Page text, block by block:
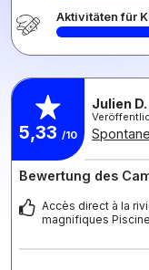
Aktivitäten für
5,33 /10
Julien D.
Bewertung des
Accès direct à la
magnifiques